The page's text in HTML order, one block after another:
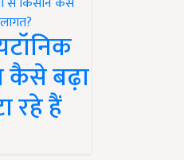
कैसे बढ़ा
रहे हैं